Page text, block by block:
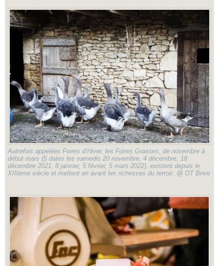
Autrefois appelées Foires d’Hiver, les Foires Grasses, de novembre à
début mars (5 dates les samedis 20 novembre, 4 décembre, 18
décembre 2021, 8 janvier, 5 février, 5 mars 2022), existent depuis le
XIIIème siècle et mettent en avant les richesses du terroir. @ OT Brive